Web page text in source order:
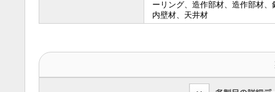
ーリング、造作部材、造作部材、
内壁材、天井材